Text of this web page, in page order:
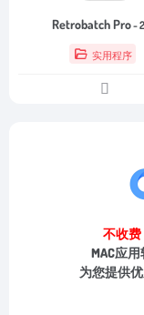
Retrobatch Pro-
实用程序
不收费
MAC应
为您提供